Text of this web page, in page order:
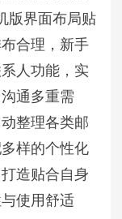
版界面布局贴
合理，新手
人功能，实
通多重需
整理各类邮
样的个性化
造贴合自身
使用舒适